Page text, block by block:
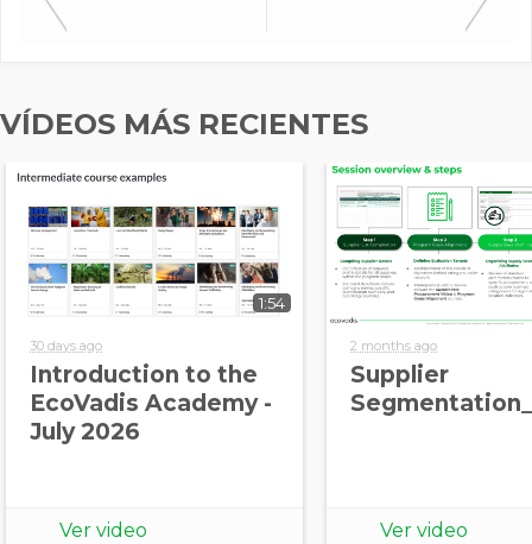
VÍDEOS MÁS RECIENTES
1:54
30 days ago
Introduction to the
EcoVadis Academy -
July 2026
Ver video
2 months ago
Supplier
Ver video